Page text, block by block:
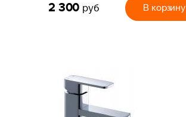
2 300 руб В корзину